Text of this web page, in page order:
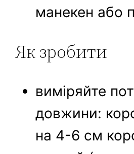
манекен або
Як зробити
виміряйте
довжини:
на 4-6 см